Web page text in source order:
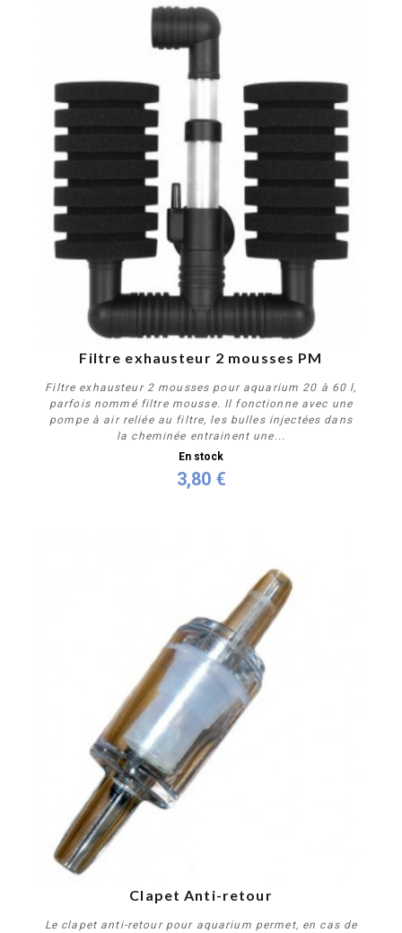
Filtre exhausteur 2 mousses PM
Filtre exhausteur 2 mousses pour aquarium 20 à 60 l,
parfois nommé filtre mousse. Il fonctionne avec une
pompe à air reliée au filtre, les bulles injectées dans
la cheminée entrainent une...
En stock
3,80 €
Clapet Anti-retour
Le clapet anti-retour pour aquarium permet, en cas de